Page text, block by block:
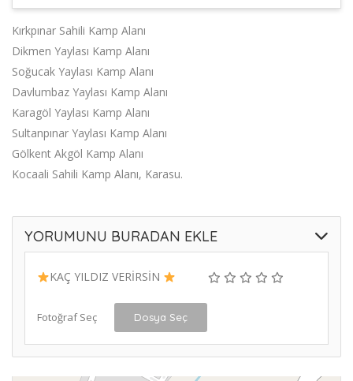
Kırkpınar Sahili Kamp Alanı
Dikmen Yaylası Kamp Alanı
Soğucak Yaylası Kamp Alanı
Davlumbaz Yaylası Kamp Alanı
Karagöl Yaylası Kamp Alanı
Sultanpınar Yaylası Kamp Alanı
Gölkent Akgöl Kamp Alanı
Kocaali Sahili Kamp Alanı, Karasu.
YORUMUNU BURADAN EKLE
KAÇ YILDIZ VERİRSİN
Fotoğraf Seç Dosya Seç